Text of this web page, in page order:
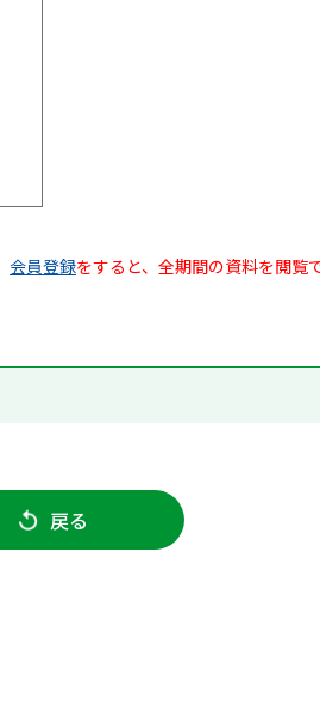
会員登録をすると、全期間の資料を閲覧
戻る